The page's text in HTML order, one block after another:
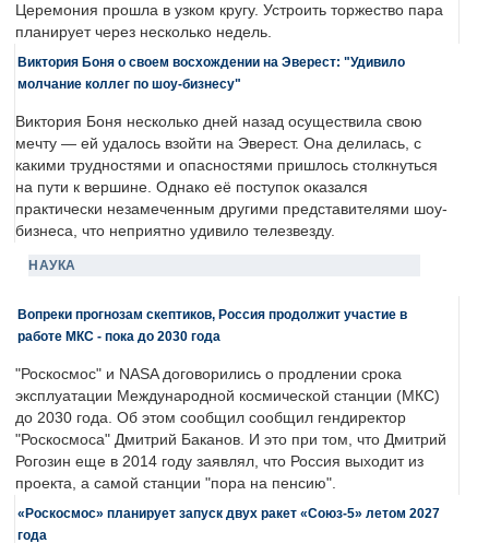
Церемония прошла в узком кругу. Устроить торжество пара
планирует через несколько недель.
Виктория Боня о своем восхождении на Эверест: "Удивило
молчание коллег по шоу-бизнесу"
Виктория Боня несколько дней назад осуществила свою
мечту — ей удалось взойти на Эверест. Она делилась, с
какими трудностями и опасностями пришлось столкнуться
на пути к вершине. Однако её поступок оказался
практически незамеченным другими представителями шоу-
бизнеса, что неприятно удивило телезвезду.
НАУКА
Вопреки прогнозам скептиков, Россия продолжит участие в
работе МКС - пока до 2030 года
"Роскосмос" и NASA договорились о продлении срока
эксплуатации Международной космической станции (МКС)
до 2030 года. Об этом сообщил сообщил гендиректор
"Роскосмоса" Дмитрий Баканов. И это при том, что Дмитрий
Рогозин еще в 2014 году заявлял, что Россия выходит из
проекта, а самой станции "пора на пенсию".
«Роскосмос» планирует запуск двух ракет «Союз-5» летом 2027
года